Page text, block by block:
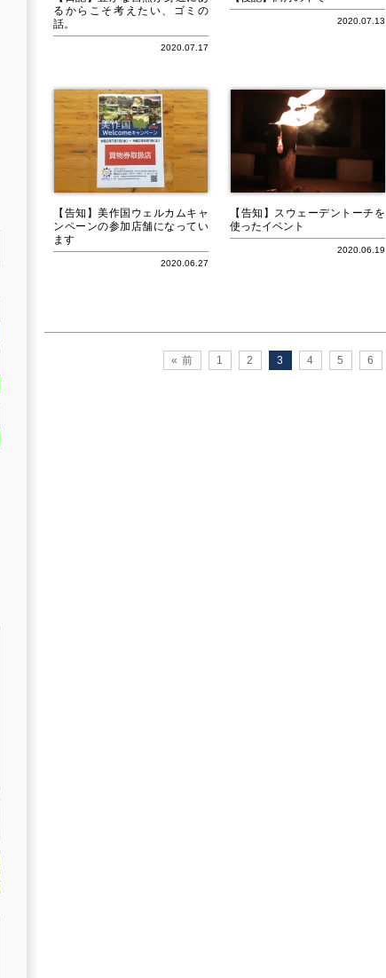
るからこそ考えたい、ゴミの
話。
2020.07.17
2020.07.13
【告知】美作国ウェルカムキャ
ンペーンの参加店舗になってい
ます
2020.06.27
【告知】スウェーデントーチを
使ったイベント
2020.06.19
« 前 1 2 3 4 5 6